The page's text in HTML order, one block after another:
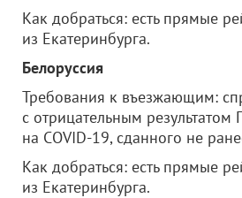
Как добраться: есть прямые
из Екатеринбурга.
Белоруссия
Требования к въезжающим:
с отрицательным результатом
на COVID-19, сданного не
Как добраться: есть прямые
из Екатеринбурга.